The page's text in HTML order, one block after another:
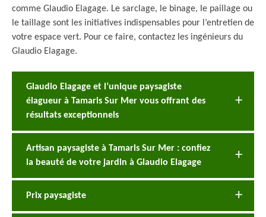
comme Glaudio Elagage. Le sarclage, le binage, le paillage ou
le taillage sont les initiatives indispensables pour l’entretien de
votre espace vert. Pour ce faire, contactez les ingénieurs du
Glaudio Elagage.
Glaudio Elagage et l’unique paysagiste
élagueur à Tamaris Sur Mer vous offrant des
résultats exceptionnels
Artisan paysagiste à Tamaris Sur Mer : confiez
la beauté de votre jardin à Glaudio Elagage
Prix paysagiste